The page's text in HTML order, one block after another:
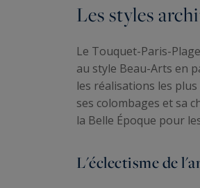
Les styles
Le Touquet-Paris-
au style Beau-Arts en
les réalisations les
ses colombages et sa
la Belle Époque pour
L'éclectisme de